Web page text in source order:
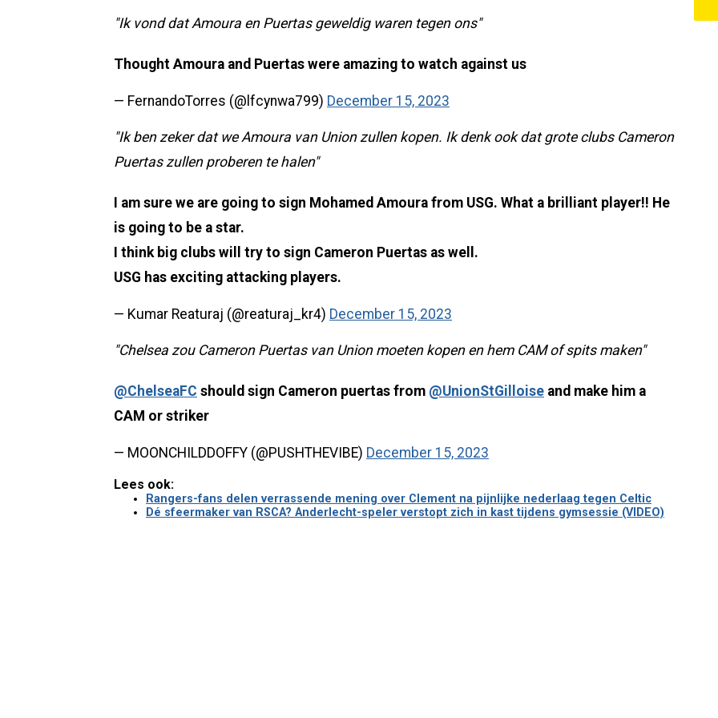
"Ik vond dat Amoura en Puertas geweldig waren tegen ons"
Thought Amoura and Puertas were amazing to watch against us
— FernandoTorres (@lfcynwa799) December 15, 2023
"Ik ben zeker dat we Amoura van Union zullen kopen. Ik denk ook dat grote clubs Cameron
Puertas zullen proberen te halen"
I am sure we are going to sign Mohamed Amoura from USG. What a brilliant player!! He
is going to be a star.
I think big clubs will try to sign Cameron Puertas as well.
USG has exciting attacking players.
— Kumar Reaturaj (@reaturaj_kr4) December 15, 2023
"Chelsea zou Cameron Puertas van Union moeten kopen en hem CAM of spits maken"
@ChelseaFC should sign Cameron puertas from @UnionStGilloise and make him a
CAM or striker
— MOONCHILDDOFFY (@PUSHTHEVIBE) December 15, 2023
Lees ook:
Rangers-fans delen verrassende mening over Clement na pijnlijke nederlaag tegen Celtic
Dé sfeermaker van RSCA? Anderlecht-speler verstopt zich in kast tijdens gymsessie (VIDEO)